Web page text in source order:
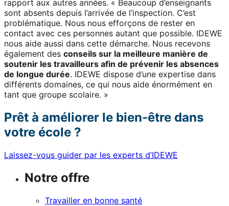
rapport aux autres années. « Beaucoup d’enseignants
sont absents depuis l’arrivée de l’inspection. C’est
problématique. Nous nous efforçons de rester en
contact avec ces personnes autant que possible. IDEWE
nous aide aussi dans cette démarche. Nous recevons
également des conseils sur la meilleure manière de
soutenir les travailleurs afin de prévenir les absences
de longue durée. IDEWE dispose d’une expertise dans
différents domaines, ce qui nous aide énormément en
tant que groupe scolaire. »
Prêt à améliorer le bien-être dans
votre école ?
Laissez-vous guider par les experts d’IDEWE
Notre offre
Travailler en bonne santé